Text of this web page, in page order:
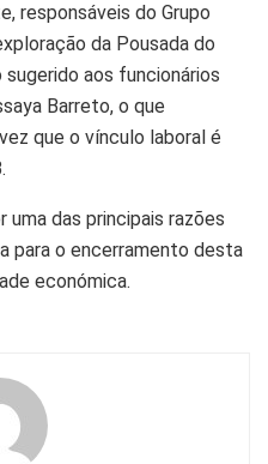
responsáveis do Grupo
da Pousada do
aos funcionários
Barreto, o que
que o vínculo laboral é
uma das principais razões
para o encerramento desta
económica.